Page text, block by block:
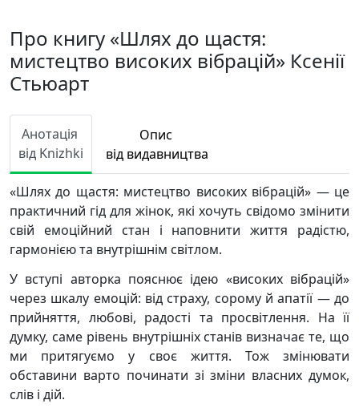
Про книгу «Шлях до щастя:
мистецтво високих вібрацій» Ксенії
Стьюарт
Анотація
від Knizhki
Опис
від видавництва
«Шлях до щастя: мистецтво високих вібрацій» — це
практичний гід для жінок, які хочуть свідомо змінити
свій емоційний стан і наповнити життя радістю,
гармонією та внутрішнім світлом.
У вступі авторка пояснює ідею «високих вібрацій»
через шкалу емоцій: від страху, сорому й апатії — до
прийняття, любові, радості та просвітлення. На її
думку, саме рівень внутрішніх станів визначає те, що
ми притягуємо у своє життя. Тож змінювати
обставини варто починати зі зміни власних думок,
слів і дій.